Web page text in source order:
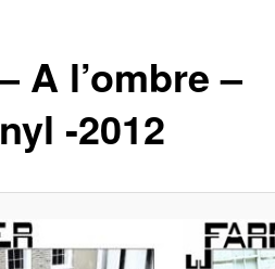
A l’ombre –
-2012